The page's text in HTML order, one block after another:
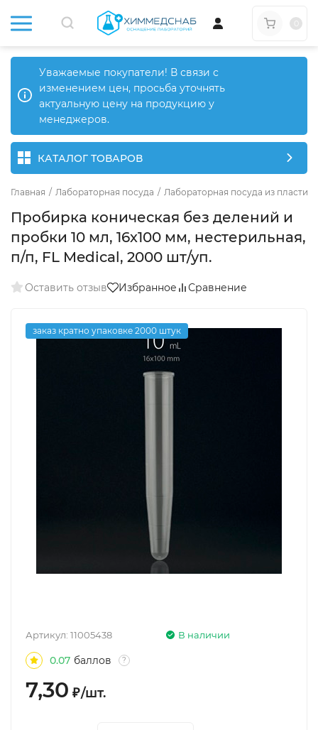
Уважаемые покупатели! В связи с
изменением цен, просьба уточнять
актуальную цену на продукцию у
менеджеров.
КАТАЛОГ ТОВАРОВ
Главная / Лабораторная посуда / Лабораторная посуда из пластика
Пробирка коническая без делений и
пробки 10 мл, 16х100 мм, нестерильная,
п/п, FL Medical, 2000 шт/уп.
Оставить отзыв Избранное Сравнение
заказ кратно упаковке 2000 штук
В наличии
Артикул: 11005438
0.07 баллов ?
7,30 ₽/шт.